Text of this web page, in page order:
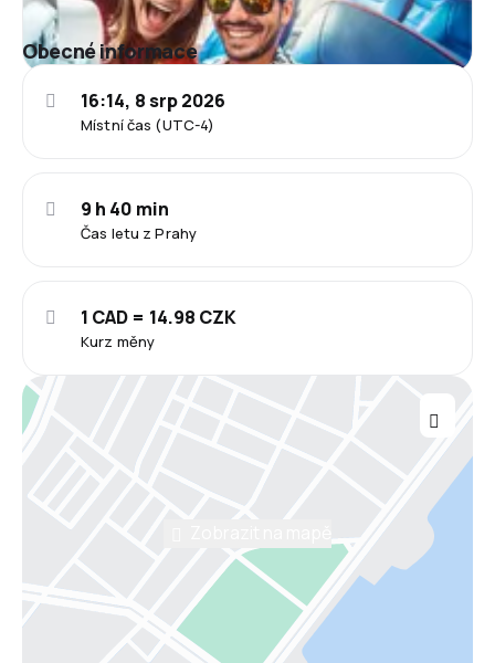
Obecné informace
Místní čas (UTC-4)
16:14, 8 srp 2026
Čas letu z Prahy
9 h 40 min
Kurz měny
1 CAD = 14.98 CZK